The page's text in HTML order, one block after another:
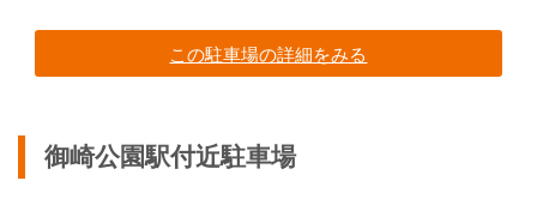
この駐車場の詳細をみる
御崎公園駅付近駐車場